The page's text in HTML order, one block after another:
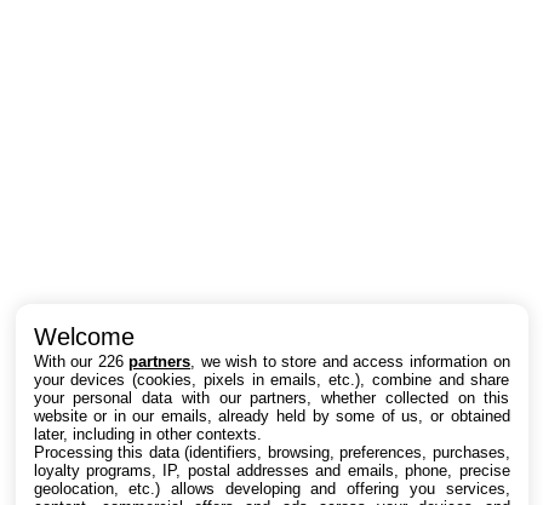
Intéressant ? Partagez !
Welcome
With our 226partners , we wish to store and access information on
your devices (cookies, pixels in emails, etc.), combine and share
your personal data with our partners, whether collected on this
website or in our emails, already held by some of us, or obtained
later, including in other contexts.
Processing this data (identifiers, browsing, preferences, purchases,
loyalty programs, IP, postal addresses and emails, phone, precise
geolocation, etc.) allows developing and offering you services,